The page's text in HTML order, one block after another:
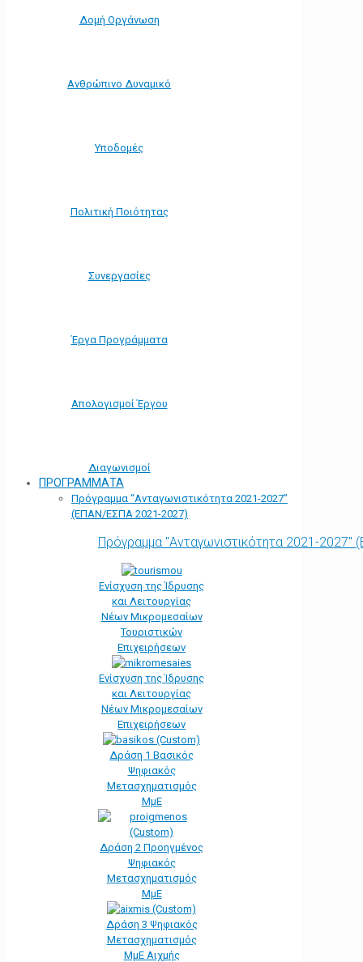
Δομή Οργάνωση
Ανθρώπινο Δυναμικό
Υποδομές
Πολιτική Ποιότητας
Συνεργασίες
Έργα Προγράμματα
Απολογισμοί Έργου
Διαγωνισμοί
ΠΡΟΓΡΑΜΜΑΤΑ
Πρόγραμμα “Ανταγωνιστικότητα 2021-2027”
(ΕΠΑΝ/ΕΣΠΑ 2021-2027)
Πρόγραμμα "Ανταγωνιστικότητα 2021-
Ενίσχυση της Ίδρυσης
και Λειτουργίας
Νέων Μικρομεσαίων
Τουριστικών
Επιχειρήσεων
Ενίσχυση της Ίδρυσης
και Λειτουργίας
Νέων Μικρομεσαίων
Επιχειρήσεων
Δράση 1 Βασικός
Ψηφιακός
Μετασχηματισμός
ΜμΕ
Δράση 2 Προηγμένος
Ψηφιακός
Μετασχηματισμός
ΜμΕ
Δράση 3 Ψηφιακός
Μετασχηματισμός
ΜμΕ Αιχμής